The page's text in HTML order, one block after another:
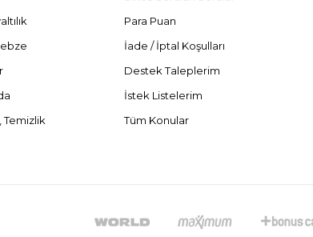
Para Puan
İade / İptal Koşulları
Destek Taleplerim
İstek Listelerim
Tüm Konular